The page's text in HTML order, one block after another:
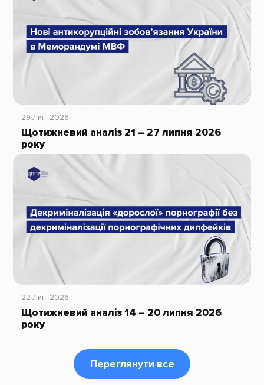
29 Лип, 2026
Щотижневий аналіз 21 – 27 липня 2026
року
22 Лип, 2026
Щотижневий аналіз 14 – 20 липня 2026
року
Переглянути все